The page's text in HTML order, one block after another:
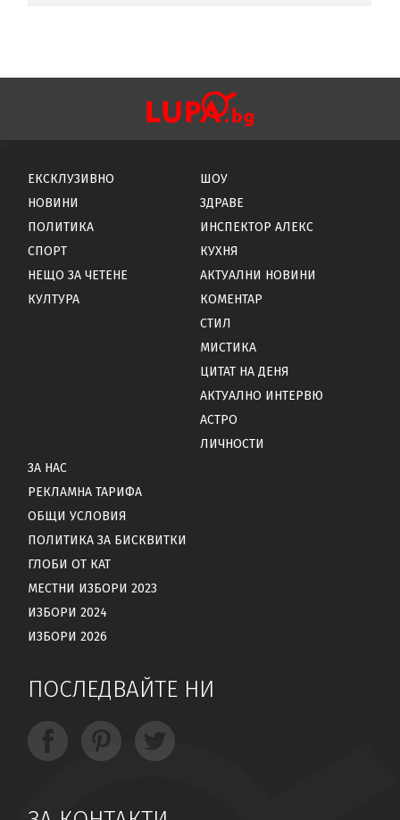
ЕКСКЛУЗИВНО
НОВИНИ
ПОЛИТИКА
СПОРТ
НЕЩО ЗА ЧЕТЕНЕ
КУЛТУРА
ШОУ
ЗДРАВЕ
ИНСПЕКТОР АЛЕКС
КУХНЯ
АКТУАЛНИ НОВИНИ
КОМЕНТАР
СТИЛ
МИСТИКА
ЦИТАТ НА ДЕНЯ
АКТУАЛНО ИНТЕРВЮ
АСТРО
ЛИЧНОСТИ
ЗА НАС
РЕКЛАМНА ТАРИФА
ОБЩИ УСЛОВИЯ
ПОЛИТИКА ЗА БИСКВИТКИ
ГЛОБИ ОТ КАТ
МЕСТНИ ИЗБОРИ 2023
ИЗБОРИ 2024
ИЗБОРИ 2026
ПОСЛЕДВАЙТЕ НИ